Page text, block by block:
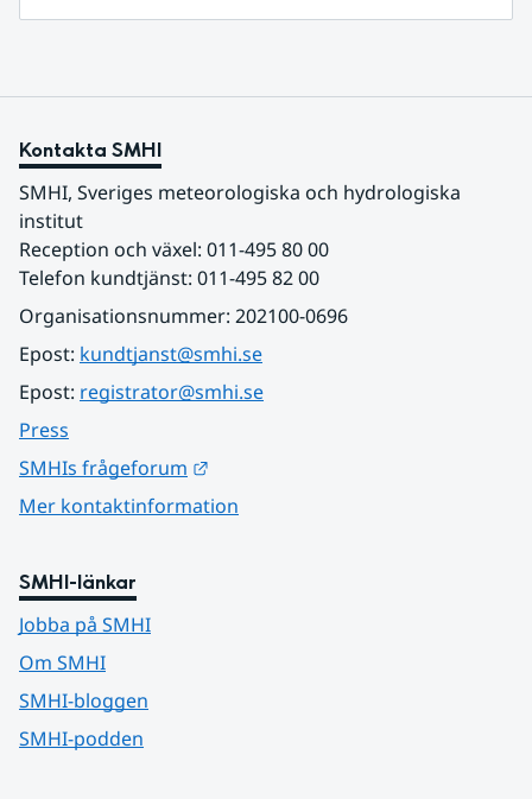
Kontakta SMHI
SMHI, Sveriges meteorologiska och hydrologiska
institut
Reception och växel: 011-495 80 00
Telefon kundtjänst: 011-495 82 00
Organisationsnummer: 202100-0696
Epost: kundtjanst@smhi.se
Epost: registrator@smhi.se
Press
SMHIs frågeforum
Mer kontaktinformation
SMHI-länkar
Jobba på SMHI
Om SMHI
SMHI-bloggen
SMHI-podden